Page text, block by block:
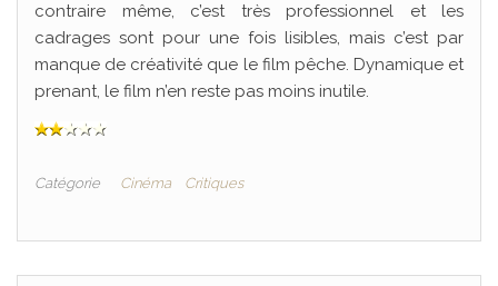
contraire même, c’est très professionnel et les
cadrages sont pour une fois lisibles, mais c’est par
manque de créativité que le film pêche. Dynamique et
prenant, le film n’en reste pas moins inutile.
Catégorie Cinéma Critiques